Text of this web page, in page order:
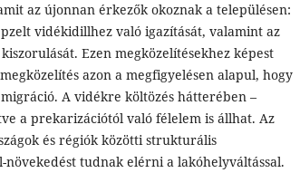
az újonnan érkezők okoznak a településen:
vidékidillhez való igazítását, valamint az
Ezen megközelítésekhez képest
azon a megfigyelésen alapul, hogy
A vidékre költözés hátterében –
a prekarizációtól való félelem is állhat. Az
és régiók közötti strukturális
tudnak elérni a lakóhelyváltással.